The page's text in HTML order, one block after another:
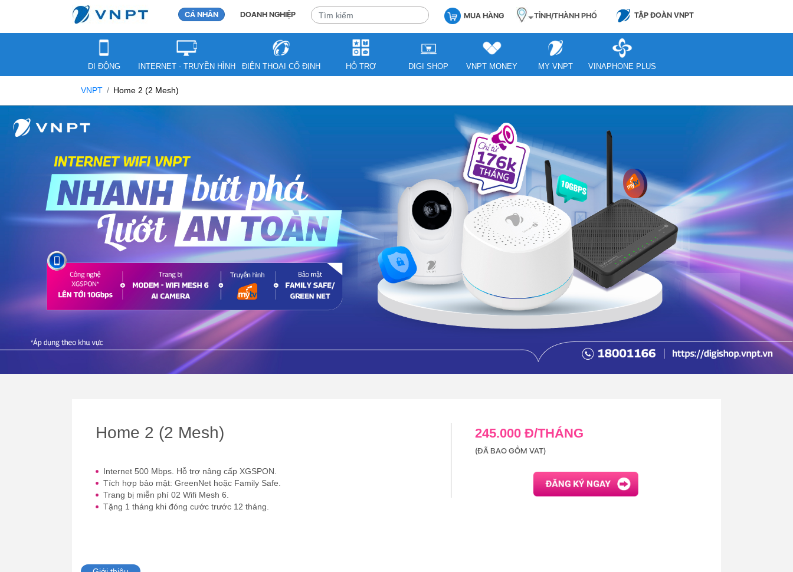
CÁ NHÂN DOANH NGHIỆP MUA HÀNG TỈNH/THÀNH PHỐ TẬP ĐOÀN VNPT
DI ĐỘNG INTERNET - TRUYỀN HÌNH ĐIỆN THOẠI CỐ ĐỊNH HỖ TRỢ DIGI SHOP VNPT MONEY MY VNPT VINAPHONE PLUS
VNPT Home 2 (2 Mesh)
Home 2 (2 Mesh)
Internet 500 Mbps. Hỗ trợ nâng cấp XGSPON.
Tích hợp bảo mật: GreenNet hoặc Family Safe.
Trang bị miễn phí 02 Wifi Mesh 6.
Tặng 1 tháng khi đóng cước trước 12 tháng.
245.000 Đ/THÁNG
(ĐÃ BAO GỒM VAT)